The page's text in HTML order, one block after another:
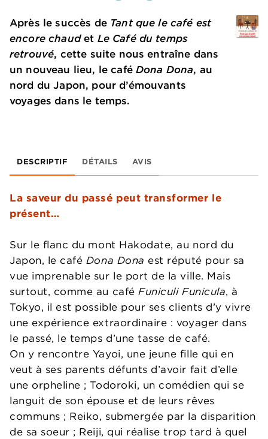
Après le succès de Tant que le café est
encore chaudet Le Café du temps
retrouvé, cette suite nous entraîne dans
un nouveau lieu, le caféDona Dona, au
nord du Japon, pour d’émouvants
voyages dans le temps.
DESCRIPTIF DÉTAILS AVIS
La saveur du passé peut transformer le
présent…
Sur le flanc du mont Hakodate, au nord du
Japon, le café Dona Dona est réputé pour sa
vue imprenable sur le port de la ville. Mais
surtout, comme au caféFuniculi Funicula, à
Tokyo, il est possible pour ses clients d’y vivre
une expérience extraordinaire : voyager dans
le passé, le temps d’une tasse de café.
On y rencontre Yayoi, une jeune fille qui en
veut à ses parents défunts d’avoir fait d’elle
une orpheline ; Todoroki, un comédien qui se
languit de son épouse et de leurs rêves
communs ; Reiko, submergée par la disparition
de sa soeur ; Reiji, qui réalise trop tard à quel